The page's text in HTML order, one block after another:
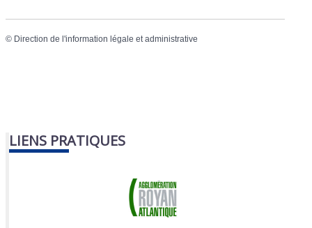
© Direction de l'information légale et administrative
LIENS PRATIQUES